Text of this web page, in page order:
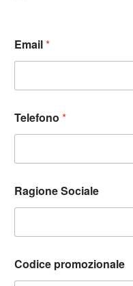
Email*
Telefono *
Ragione Sociale
Codice promozionale